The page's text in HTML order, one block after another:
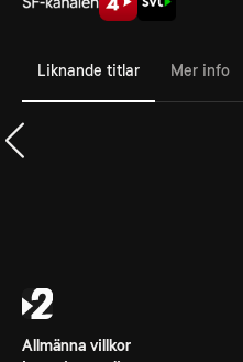
Liknande titlar Mer info
Allmänna villkor